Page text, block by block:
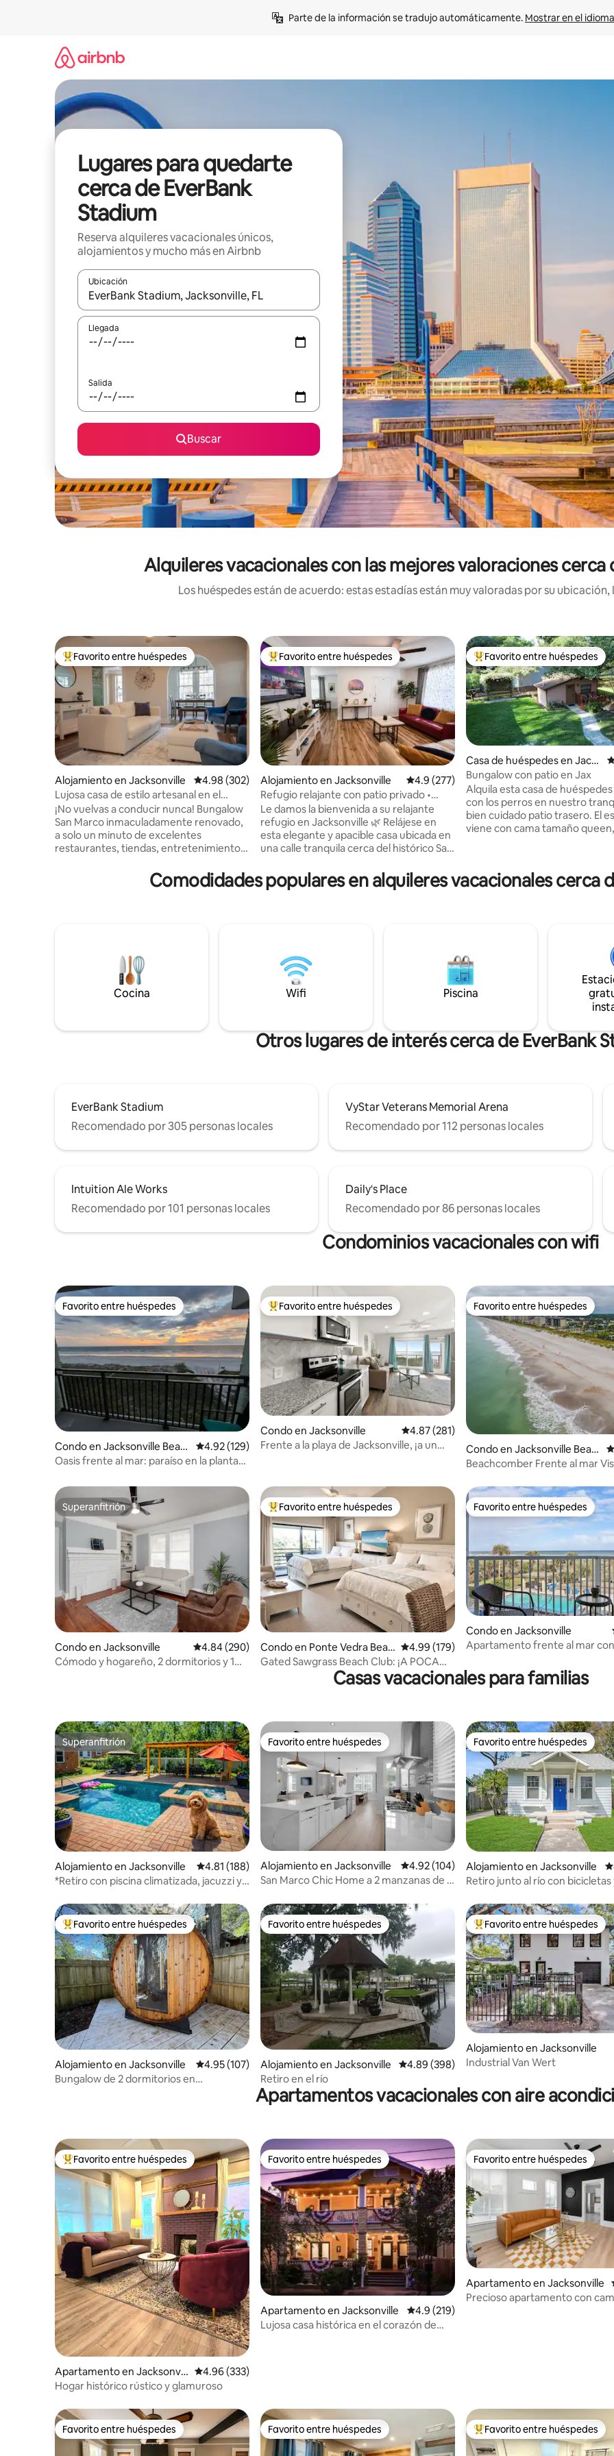
Parte de la información se tradujo automáticamente. Mostrar en el
Lugares para quedarte
cerca de EverBank
Stadium
Reserva alquileres vacacionales únicos,
alojamientos y mucho más en Airbnb
Ubicación
Cuando los resultados estén disponibles, navega con las teclas de flecha hacia arriba y hacia abajo o explora con el
Llegada
Salida
Buscar
Alquileres vacacionales con las mejores valoraciones cerca
Los huéspedes están de acuerdo: estas estadías están muy valoradas por su
Favorito entre huéspedes preferido
Favorito entre huéspedes
Alojamiento en Jacksonville Calificación promedio: 4.98 de 5, 302 reseñas
4.98 (302)
Lujosa casa de estilo artesanal en el
histórico San Marco
¡No vuelvas a conducir nunca! Bungalow
San Marco inmaculadamente renovado,
a solo un minuto de excelentes
restaurantes, tiendas, entretenimiento,
aplicación Beachside Buggy GRATUITA
de San Marco) a todo lo demás. Las
electrodomésticos de acero inoxidable y
granito, lavandería interior,
características arquitectónicas históricas
y patio trasero privado con zona de estar,
inigualable!
Favorito entre huéspedes preferido
Favorito entre huéspedes
Alojamiento en Jacksonville Calificación promedio: 4.9 de 5, 277 reseñas
4.9 (277)
Refugio relajante con patio privado •
Cerca del centro de la ciudad
Le damos la bienvenida a su relajante
refugio en Jacksonville 🌿 Relájese en
esta elegante y apacible casa ubicada en
una calle tranquila cerca del histórico San
trasero privado, ideal para tomar el café
por la mañana o relajarse después de un
estacionamiento y su cocina totalmente
equipada, es ideal para familias, parejas o
estancias de negocios. Comodidad,
Favorito entre huéspedes
Favorito entre huéspedes
Casa de huéspedes en Jacks
onville
Bungalow con patio en Jax
Alquila esta casa de
con los perros en nuestro
bien cuidado patio trasero. El
viene con cama tamaño
Disfruta de una tranquila taza
nuestro labrador negro le
compañía! Llega a TIAA Bank Field en
menos de 5 minutos o a la playa
25 minutos. Debes tener 25 años para
reservar
Comodidades populares en alquileres vacacionales cerca
Cocina Wifi Piscina
Otros lugares de interés cerca de EverBank
EverBank Stadium
Recomendado por 305 personas locales
VyStar Veterans Memorial Arena
Recomendado por 112 personas locales
Intuition Ale Works
Recomendado por 101 personas locales
Daily's Place
Recomendado por 86 personas locales
Condominios vacacionales con wifi
Favorito entre huéspedes
Favorito entre huéspedes
Condo en Jacksonville Beac
h
Calificación promedio: 4.92 de 5, 129 reseñas
4.92 (129)
Oasis frente al mar: paraíso en la planta
Favorito entre huéspedes preferido
Favorito entre huéspedes
Condo en Jacksonville Calificación promedio: 4.87 de 5, 281 reseñas
4.87 (281)
Frente a la playa de Jacksonville, ¡a un
Favorito entre huéspedes
Favorito entre huéspedes
Condo en Jacksonville Beac
h
Beachcomber Frente al mar Vista
Superanfitrión
Superanfitrión
Condo en Jacksonville Calificación promedio: 4.84 de 5, 290 reseñas
4.84 (290)
Cómodo y hogareño, 2 dormitorios y 1
Favorito entre huéspedes preferido
Favorito entre huéspedes
Condo en Ponte Vedra Beac
h
Calificación promedio: 4.99 de 5, 179 reseñas
4.99 (179)
Gated Sawgrass Beach Club: ¡A POCA
distancia A PIE de la PLAYA!
Favorito entre huéspedes
Favorito entre huéspedes
Condo en Jacksonville
Apartamento frente al mar
Casas vacacionales para familias
Superanfitrión
Superanfitrión
Alojamiento en Jacksonville Calificación promedio: 4.81 de 5, 188 reseñas
4.81 (188)
*Retiro con piscina climatizada, jacuzzi y
Favorito entre huéspedes
Favorito entre huéspedes
Alojamiento en Jacksonville Calificación promedio: 4.92 de 5, 104 reseñas
4.92 (104)
San Marco Chic Home a 2 manzanas de la
Favorito entre huéspedes
Favorito entre huéspedes
Alojamiento en Jacksonville
Retiro junto al río con
Favorito entre huéspedes preferido
Favorito entre huéspedes
Alojamiento en Jacksonville Calificación promedio: 4.95 de 5, 107 reseñas
4.95 (107)
Bungalow de 2 dormitorios en
Favorito entre huéspedes
Favorito entre huéspedes
Alojamiento en Jacksonville Calificación promedio: 4.89 de 5, 398 reseñas
4.89 (398)
Retiro en el río
Favorito entre huéspedes
Favorito entre huéspedes
Alojamiento en Jacksonville
Industrial Van Wert
Apartamentos vacacionales con aire
Favorito entre huéspedes preferido
Favorito entre huéspedes
Apartamento en Jacksonvill
e
Calificación promedio: 4.96 de 5, 333 reseñas
4.96 (333)
Hogar histórico rústico y glamuroso
Favorito entre huéspedes
Favorito entre huéspedes
Apartamento en Jacksonville Calificación promedio: 4.9 de 5, 219 reseñas
4.9 (219)
Lujosa casa histórica en el corazón de
Favorito entre huéspedes
Favorito entre huéspedes
Apartamento en Jacksonville
Precioso apartamento con
Favorito entre huéspedes
Favorito entre huéspedes Favorito entre huéspedes
Favorito entre huéspedes Favorito entre huéspedes
Favorito entre huéspedes